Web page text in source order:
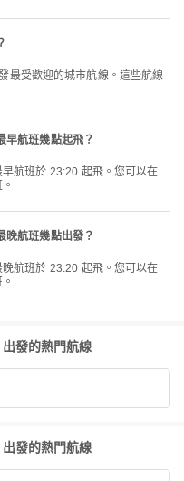
最受歡迎的城市航線。這些航線
早航班幾點起飛？
晚航班幾點出發？
發的熱門航線
發的熱門航線